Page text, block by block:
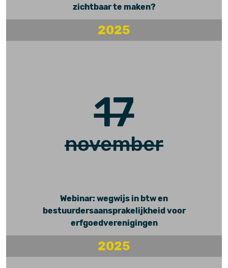
zichtbaar te maken?
2025
17
november
Webinar: wegwijs in btw en
bestuurdersaansprakelijkheid voor
erfgoedverenigingen
2025